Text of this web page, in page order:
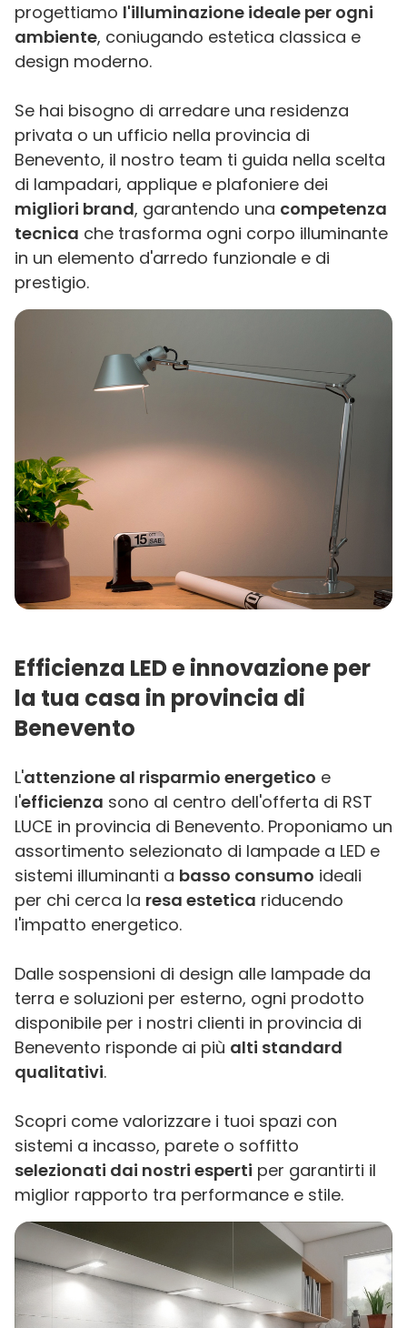
progettiamo l'illuminazione ideale per ogni
ambiente, coniugando estetica classica e
design moderno.
Se hai bisogno di arredare una residenza
privata o un ufficio nella provincia di
Benevento, il nostro team ti guida nella scelta
di lampadari, applique e plafoniere dei
migliori brand, garantendo una competenza
tecnica che trasforma ogni corpo illuminante
in un elemento d'arredo funzionale e di
prestigio.
Efficienza LED e innovazione per
la tua casa in provincia di
Benevento
L'attenzione al risparmio energetico e
l'efficienza sono al centro dell'offerta di RST
LUCE in provincia di Benevento. Proponiamo un
assortimento selezionato di lampade a LED e
sistemi illuminanti a basso consumo ideali
per chi cerca la resa estetica riducendo
l'impatto energetico.
Dalle sospensioni di design alle lampade da
terra e soluzioni per esterno, ogni prodotto
disponibile per i nostri clienti in provincia di
Benevento risponde ai più alti standard
qualitativi.
Scopri come valorizzare i tuoi spazi con
sistemi a incasso, parete o soffitto
selezionati dai nostri esperti per garantirti il
miglior rapporto tra performance e stile.